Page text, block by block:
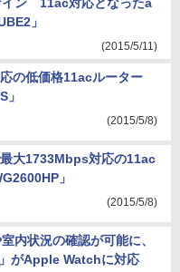
」
(2015/5/11)
の低価格11acルーター
」
(2015/5/8)
大1733Mbps対応の11ac
」
(2015/5/8)
内状況の確認が可能に、
がApple Watchに対応